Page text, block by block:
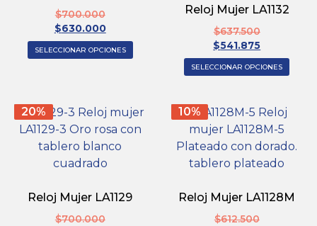
$700.000
$630.000
SELECCIONAR OPCIONES
Reloj Mujer LA1132
$637.500
$541.875
SELECCIONAR OPCIONES
20%
Reloj Mujer LA1129
$700.000
10%
Reloj Mujer LA1128M
$612.500